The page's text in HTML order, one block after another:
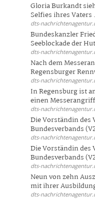
Gloria Burkandt
Selfies ihres Vaters
dts-
Bundeskanzler
Seeblockade der
dts-
Nach dem
Regensburger
dts-
In Regensburg ist
einen
dts-
Die Vorständin des
Bundesverbands
dts-
Die Vorständin des
Bundesverbands
dts-
Neun von zehn
mit ihrer
dts-